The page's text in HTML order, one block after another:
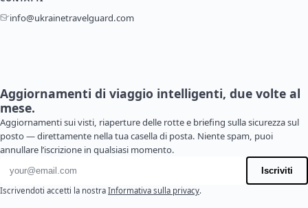
info@ukrainetravelguard.com
Aggiornamenti di viaggio intelligenti, due volte al
mese.
Aggiornamenti sui visti, riaperture delle rotte e briefing sulla sicurezza sul
posto — direttamente nella tua casella di posta. Niente spam, puoi
annullare l’iscrizione in qualsiasi momento.
Indirizzo email
Iscriviti
Iscrivendoti accetti la nostra Informativa sulla privacy.